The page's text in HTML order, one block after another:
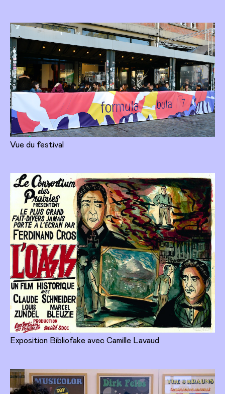
Vue du festival
Exposition Bibliofake avec Camille Lavaud